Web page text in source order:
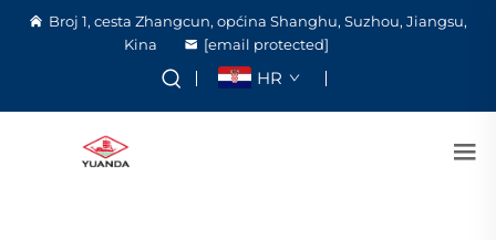
Broj 1, cesta Zhangcun, općina Shanghu, Suzhou, Jiangsu,
Kina
[email protected]
HR